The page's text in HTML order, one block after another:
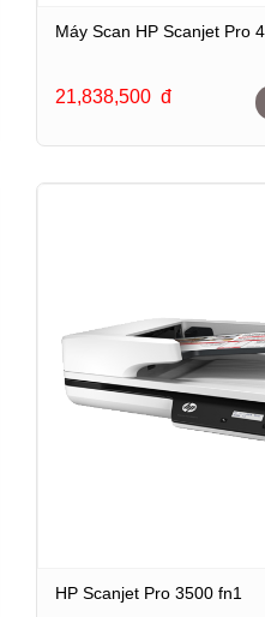
Máy Scan HP Scanjet Pro
21,838,500 đ
HP Scanjet Pro 3500 fn1